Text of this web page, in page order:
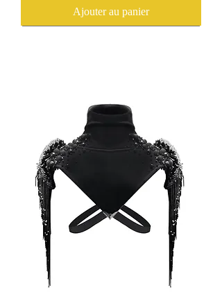
Ajouter au panier